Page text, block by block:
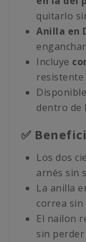
quitarlo
Anilla en
Incluye
resistente
dentro de
✅
Los dos
arnés sin
La anilla
correa sin
El nailon
sin